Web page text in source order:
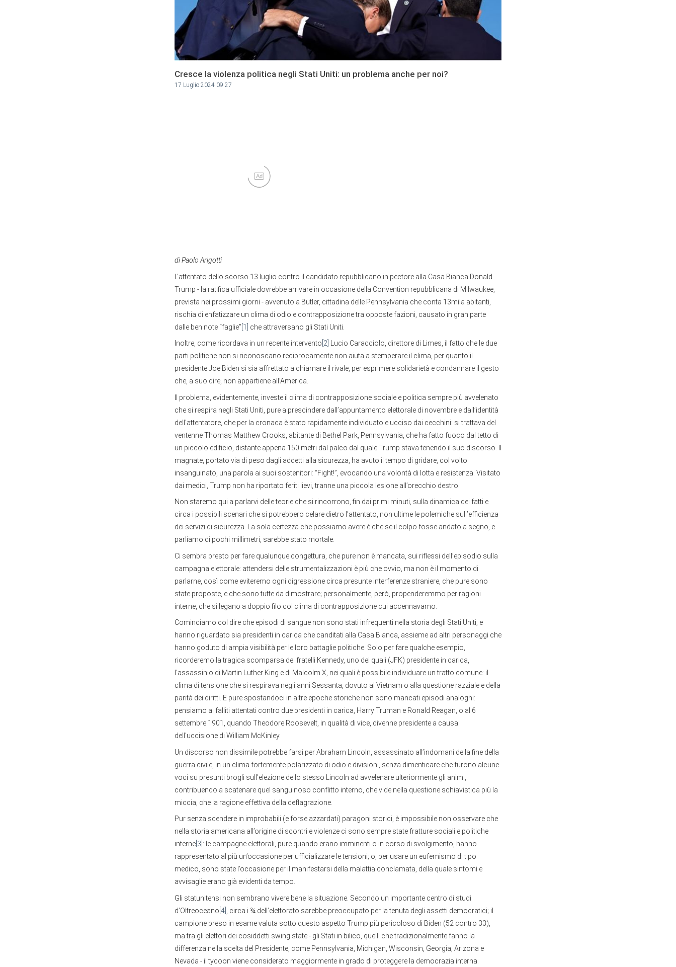
Cresce la violenza politica negli Stati Uniti: un problema anche per noi?
17 Luglio 2024 09:27
Ad
di Paolo Arigotti
L’attentato dello scorso 13 luglio contro il candidato repubblicano in pectore alla Casa Bianca Donald
Trump - la ratifica ufficiale dovrebbe arrivare in occasione della Convention repubblicana di Milwaukee,
prevista nei prossimi giorni - avvenuto a Butler, cittadina delle Pennsylvania che conta 13mila abitanti,
rischia di enfatizzare un clima di odio e contrapposizione tra opposte fazioni, causato in gran parte
dalle ben note “faglie” [1] che attraversano gli Stati Uniti.
Inoltre, come ricordava in un recente intervento [2]
Lucio Caracciolo, direttore di Limes, il fatto che le due
parti politiche non si riconoscano reciprocamente non aiuta a stemperare il clima, per quanto il
presidente Joe Biden si sia affrettato a chiamare il rivale, per esprimere solidarietà e condannare il gesto
che, a suo dire, non appartiene all’America.
Il problema, evidentemente, investe il clima di contrapposizione sociale e politica sempre più avvelenato
che si respira negli Stati Uniti, pure a prescindere dall’appuntamento elettorale di novembre e dall’identità
dell’attentatore, che per la cronaca è stato rapidamente individuato e ucciso dai cecchini: si trattava del
ventenne Thomas Matthew Crooks, abitante di Bethel Park, Pennsylvania, che ha fatto fuoco dal tetto di
un piccolo edificio, distante appena 150 metri dal palco dal quale Trump stava tenendo il suo discorso. Il
magnate, portato via di peso dagli addetti alla sicurezza, ha avuto il tempo di gridare, col volto
insanguinato, una parola ai suoi sostenitori: “Fight!”, evocando una volontà di lotta e resistenza. Visitato
dai medici, Trump non ha riportato feriti lievi, tranne una piccola lesione all’orecchio destro.
Non staremo qui a parlarvi delle teorie che si rincorrono, fin dai primi minuti, sulla dinamica dei fatti e
circa i possibili scenari che si potrebbero celare dietro l’attentato, non ultime le polemiche sull’efficienza
dei servizi di sicurezza. La sola certezza che possiamo avere è che se il colpo fosse andato a segno, e
parliamo di pochi millimetri, sarebbe stato mortale.
Ci sembra presto per fare qualunque congettura, che pure non è mancata, sui riflessi dell’episodio sulla
campagna elettorale: attendersi delle strumentalizzazioni è più che ovvio, ma non è il momento di
parlarne, così come eviteremo ogni digressione circa presunte interferenze straniere, che pure sono
state proposte, e che sono tutte da dimostrare; personalmente, però, propenderemmo per ragioni
interne, che si legano a doppio filo col clima di contrapposizione cui accennavamo.
Cominciamo col dire che episodi di sangue non sono stati infrequenti nella storia degli Stati Uniti, e
hanno riguardato sia presidenti in carica che canditati alla Casa Bianca, assieme ad altri personaggi che
hanno goduto di ampia visibilità per le loro battaglie politiche. Solo per fare qualche esempio,
ricorderemo la tragica scomparsa dei fratelli Kennedy, uno dei quali (JFK) presidente in carica,
l’assassinio di Martin Luther King e di Malcolm X, nei quali è possibile individuare un tratto comune: il
clima di tensione che si respirava negli anni Sessanta, dovuto al Vietnam o alla questione razziale e della
parità dei diritti. E pure spostandoci in altre epoche storiche non sono mancati episodi analoghi:
pensiamo ai falliti attentati contro due presidenti in carica, Harry Truman e Ronald Reagan, o al 6
settembre 1901, quando Theodore Roosevelt, in qualità di vice, divenne presidente a causa
dell’uccisione di William McKinley.
Un discorso non dissimile potrebbe farsi per Abraham Lincoln, assassinato all’indomani della fine della
guerra civile, in un clima fortemente polarizzato di odio e divisioni, senza dimenticare che furono alcune
voci su presunti brogli sull’elezione dello stesso Lincoln ad avvelenare ulteriormente gli animi,
contribuendo a scatenare quel sanguinoso conflitto interno, che vide nella questione schiavistica più la
miccia, che la ragione effettiva della deflagrazione.
Pur senza scendere in improbabili (e forse azzardati) paragoni storici, è impossibile non osservare che
nella storia americana all’origine di scontri e violenze ci sono sempre state fratture sociali e politiche
interne [3] : le campagne elettorali, pure quando erano imminenti o in corso di svolgimento, hanno
rappresentato al più un’occasione per ufficializzare le tensioni; o, per usare un eufemismo di tipo
medico, sono state l’occasione per il manifestarsi della malattia conclamata, della quale sintomi e
avvisaglie erano già evidenti da tempo.
Gli statunitensi non sembrano vivere bene la situazione. Secondo un importante centro di studi
d’Oltreoceano [4]
, circa i ¾ dell’elettorato sarebbe preoccupato per la tenuta degli assetti democratici; il
campione preso in esame valuta sotto questo aspetto Trump più pericoloso di Biden (52 contro 33),
ma tra gli elettori dei cosiddetti swing state - gli Stati in bilico, quelli che tradizionalmente fanno la
differenza nella scelta del Presidente, come Pennsylvania, Michigan, Wisconsin, Georgia, Arizona e
Nevada - il tycoon viene considerato maggiormente in grado di proteggere la democrazia interna.